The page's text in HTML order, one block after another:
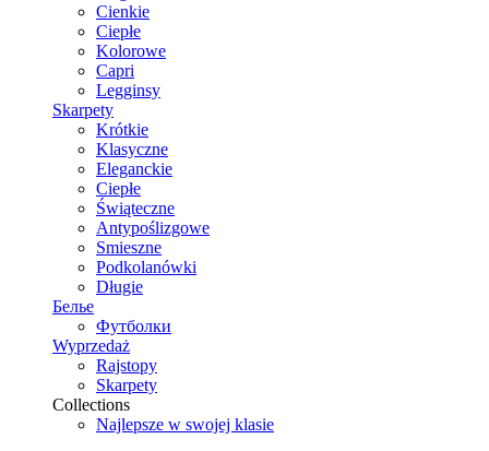
Cienkie
Ciepłe
Kolorowe
Capri
Legginsy
Skarpety
Krótkie
Klasyczne
Eleganckie
Ciepłe
Świąteczne
Antypoślizgowe
Smieszne
Podkolanówki
Długie
Белье
Футболки
Wyprzedaż
Rajstopy
Skarpety
Collections
Najlepsze w swojej klasie